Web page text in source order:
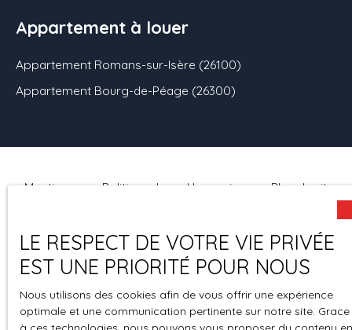
Appartement à louer
Appartement Romans-sur-Isère (26100)
Appartement Bourg-de-Péage (26300)
Mentions
Politique de
Honoraires Plan du site
Espace
perso
Gestion des
cookies
LE RESPECT DE VOTRE VIE PRIVÉE
EST UNE PRIORITÉ POUR NOUS
Nous utilisons des cookies afin de vous offrir une expérience
optimale et une communication pertinente sur notre site. Grace